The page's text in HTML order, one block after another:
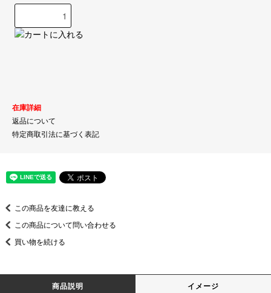
在庫詳細
返品について
特定商取引法に基づく表記
この商品を友達に教える
この商品について問い合わせる
買い物を続ける
商品説明 イメージ